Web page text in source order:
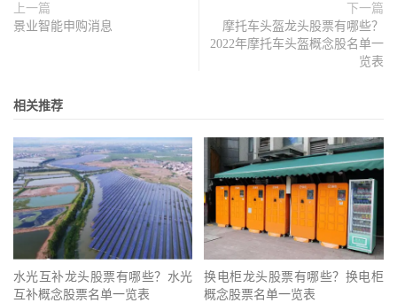
上一篇
景业智能申购消息
下一篇
摩托车头盔龙头股票有哪些？
2022年摩托车头盔概念股名单一
览表
相关推荐
水光互补龙头股票有哪些？水光
互补概念股票名单一览表
换电柜龙头股票有哪些？换电柜
概念股票名单一览表